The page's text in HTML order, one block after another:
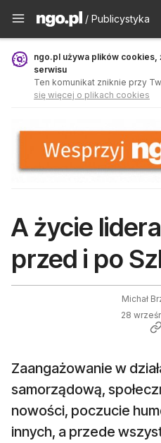
Publicystyka -
/ Publicystyka
ngo.pl używa plików cookies,
serwisu
Ten komunikat zniknie przy
się więcej o plikach cookies
A życie
przed i po
Michał
28
Zaangażowanie w
samorządową,
nowości, poczucie
innych, a przede